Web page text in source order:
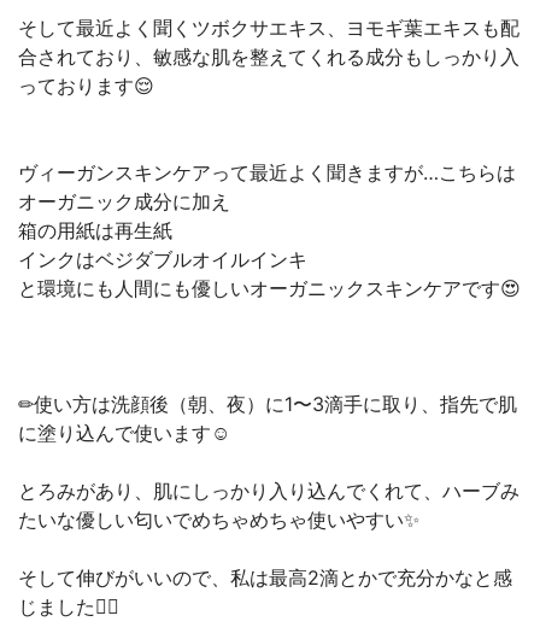
そして最近よく聞くツボクサエキス、ヨモギ葉エキスも配
合されており、敏感な肌を整えてくれる成分もしっかり入
っております😌
ヴィーガンスキンケアって最近よく聞きますが…こちらは
オーガニック成分に加え
箱の用紙は再生紙
インクはベジダブルオイルインキ
と環境にも人間にも優しいオーガニックスキンケアです😍
✏︎使い方は洗顔後（朝、夜）に1〜3滴手に取り、指先で肌
に塗り込んで使います☺️
とろみがあり、肌にしっかり入り込んでくれて、ハーブみ
たいな優しい匂いでめちゃめちゃ使いやすい✨
そして伸びがいいので、私は最高2滴とかで充分かなと感
じました🙆‍♀️